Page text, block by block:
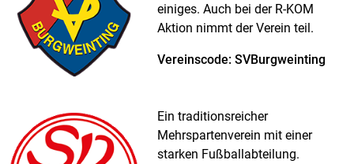
einiges. Auch bei der R-KOM
Aktion nimmt der Verein teil.
Vereinscode: SVBurgweinting
Ein traditionsreicher
Mehrspartenverein mit einer
starken Fußballabteilung.